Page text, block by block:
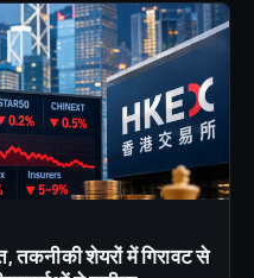
तकनीकी शेयरों में गिरावट से